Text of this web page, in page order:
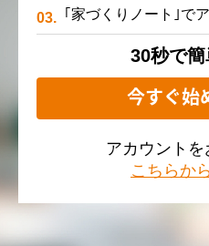
｢家づくりノート｣で
30秒で簡
今すぐ始
アカウント
こちらか